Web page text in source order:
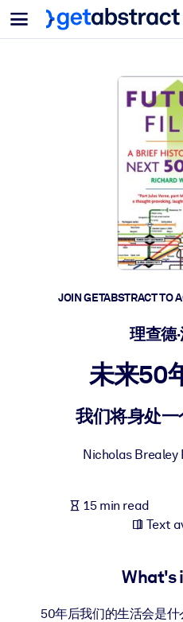
Menu
For Teams & Leaders
Equip your employees with
Leadership Development
Prepare your leaders for the
Collaborative Learning
Make it easy for teams to
Upskilling & Reskilling
Build a healthier, more
For LMS/LXP
learning results.
Enrich your corporate library
Fuel your AI systems with
JOIN GETABSTRACT TO
理查德
未来50
我们将身处
Nicholas Brealey
15 min read
Text
What's
50年后我们的生活会是